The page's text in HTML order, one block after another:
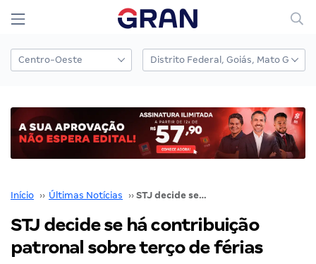
Início ›› Últimas Notícias ›› STJ decide se há contribuição patronal sobre terço de férias
STJ decide se há contribuição
patronal sobre terço de férias